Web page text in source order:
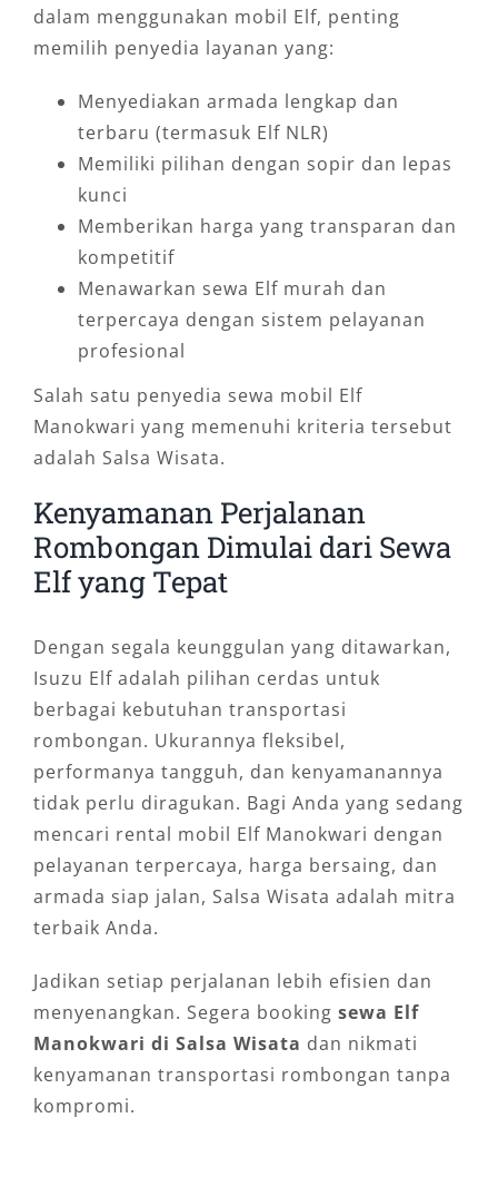
dalam menggunakan mobil Elf, penting
memilih penyedia layanan yang:
Menyediakan armada lengkap dan
terbaru (termasuk Elf NLR)
Memiliki pilihan dengan sopir dan lepas
kunci
Memberikan harga yang transparan dan
kompetitif
Menawarkan sewa Elf murah dan
terpercaya dengan sistem pelayanan
profesional
Salah satu penyedia sewa mobil Elf
Manokwari yang memenuhi kriteria tersebut
adalah Salsa Wisata.
Kenyamanan Perjalanan
Rombongan Dimulai dari Sewa
Elf yang Tepat
Dengan segala keunggulan yang ditawarkan,
Isuzu Elf adalah pilihan cerdas untuk
berbagai kebutuhan transportasi
rombongan. Ukurannya fleksibel,
performanya tangguh, dan kenyamanannya
tidak perlu diragukan. Bagi Anda yang sedang
mencari rental mobil Elf Manokwari dengan
pelayanan terpercaya, harga bersaing, dan
armada siap jalan, Salsa Wisata adalah mitra
terbaik Anda.
Jadikan setiap perjalanan lebih efisien dan
menyenangkan. Segera booking sewa Elf
Manokwari di Salsa Wisata dan nikmati
kenyamanan transportasi rombongan tanpa
kompromi.